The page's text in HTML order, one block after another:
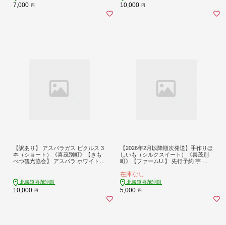
7,000 円 10,000 円
【訳あり】 アスパラガス ピクルス 3
本（ショート）《喜茂別町》【きも
べつ観光協会】 アスパラ ホワイトア
JAG048]
北海道喜茂別町
10,000 円
【2026年2月以降順次発送】手作りほ
しいも（シルクスイート）《喜茂別
町》【ファームU.】 先行予約 芋 い
まいも シルクスイート [AJAV001]
在庫なし
北海道喜茂別町
5,000 円